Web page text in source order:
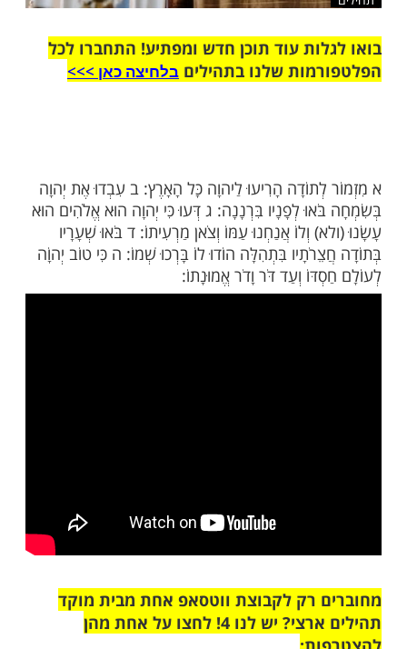
עוד תוכן חדש ומפתיע! התחברו לכל
שלנו בתהילים בלחיצה כאן >>>​